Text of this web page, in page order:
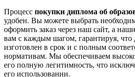
Процесс покупки диплома об
удобен. Вы можете выбрать
оформить заказ через наш сайт, а
вам с каждым шагом, гарантируя, что
изготовлен в срок и с полным
нормативам. Мы обеспечиваем
его полную легитимность, что
его использовании.